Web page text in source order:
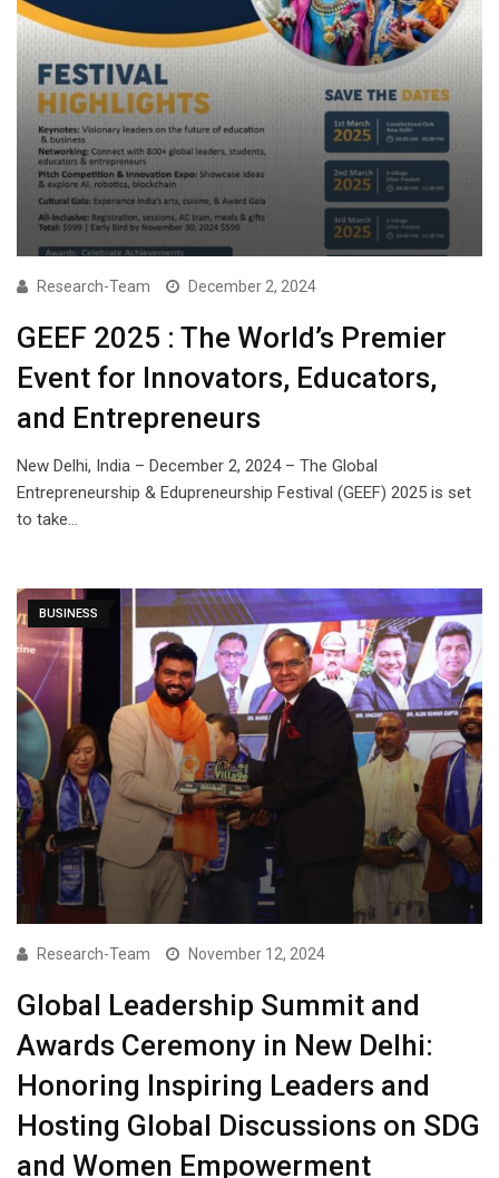
Research-Team December 2, 2024
GEEF 2025 : The World’s Premier
Event for Innovators, Educators,
and Entrepreneurs
New Delhi, India – December 2, 2024 – The Global
Entrepreneurship & Edupreneurship Festival (GEEF) 2025 is set
to take…
BUSINESS
Research-Team November 12, 2024
Global Leadership Summit and
Awards Ceremony in New Delhi:
Honoring Inspiring Leaders and
Hosting Global Discussions on SDG
and Women Empowerment